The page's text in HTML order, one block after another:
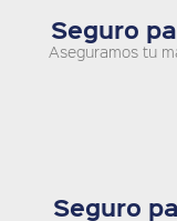
Seguro
Aseguramos tu
Seguro